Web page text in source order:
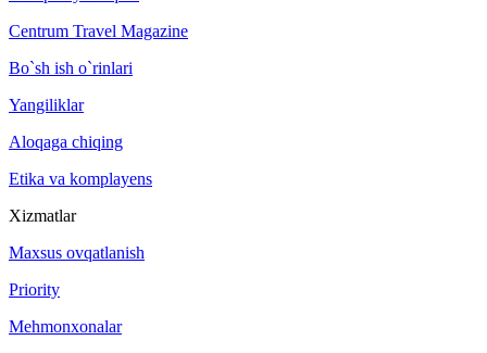
Centrum Travel Magazine
Bo`sh ish o`rinlari
Yangiliklar
Aloqaga chiqing
Etika va komplayens
Xizmatlar
Maxsus ovqatlanish
Priority
Mehmonxonalar